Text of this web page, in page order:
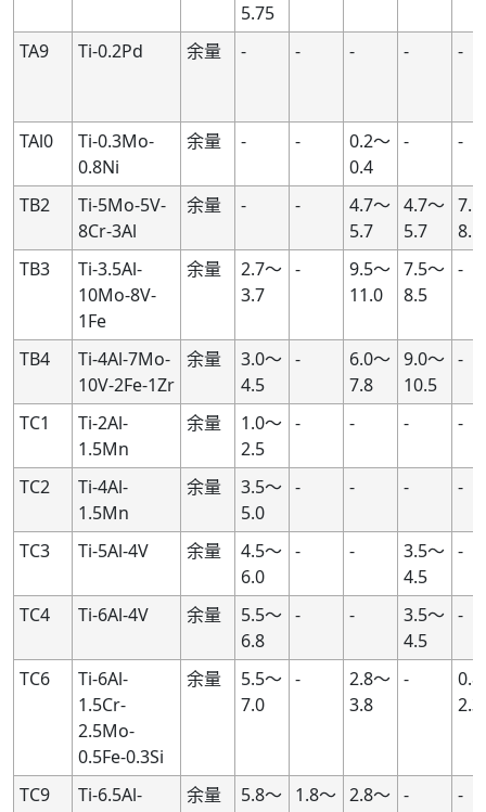
5.75
TA9 Ti-0.2Pd 余量 - - - - -
TAl0
Ti-0.3Mo-
0.8Ni
余量 - -
0.2～
0.4
- -
TB2
Ti-5Mo-5V-
8Cr-3Al
余量 - -
4.7～
5.7
4.7～
5.7
7.5
8.5
TB3
Ti-3.5Al-
10Mo-8V-
1Fe
余量
2.7～
3.7
-
9.5～
11.0
7.5～
8.5
-
TB4
Ti-4Al-7Mo-
10V-2Fe-1Zr
余量
3.0～
4.5
-
6.0～
7.8
9.0～
10.5
-
TC1
Ti-2Al-
1.5Mn
余量
1.0～
2.5
- - - -
TC2
Ti-4Al-
1.5Mn
余量
3.5～
5.0
- - - -
TC3 Ti-5Al-4V 余量
4.5～
6.0
- -
3.5～
4.5
-
TC4 Ti-6Al-4V 余量
5.5～
6.8
- -
3.5～
4.5
-
TC6
Ti-6Al-
1.5Cr-
2.5Mo-
0.5Fe-0.3Si
余量
5.5～
7.0
-
2.8～
3.8
-
0.8
2.3
TC9
Ti-6.5Al-
余量
5.8～ 1.8～ 2.8～ - -